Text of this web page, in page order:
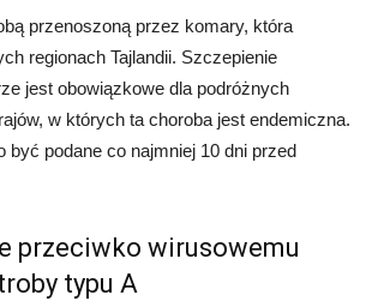
przenoszoną przez komary, która
regionach Tajlandii. Szczepienie
jest obowiązkowe dla podróżnych
w których ta choroba jest endemiczna.
być podane co najmniej 10 dni przed
przeciwko wirusowemu
typu A